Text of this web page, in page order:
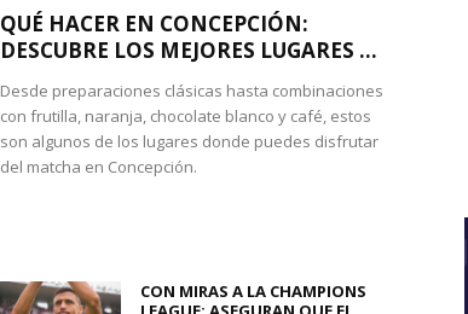
QUÉ HACER EN CONCEPCIÓN:
DESCUBRE LOS MEJORES LUGARES ...
Desde preparaciones clásicas hasta combinaciones
con frutilla, naranja, chocolate blanco y café, estos
son algunos de los lugares donde puedes disfrutar
del matcha en Concepción.
CON MIRAS A LA CHAMPIONS